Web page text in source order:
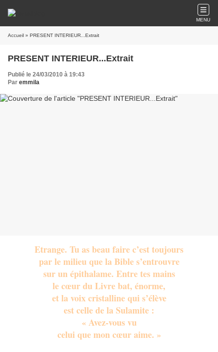
MENU
Accueil » PRESENT INTERIEUR...Extrait
PRESENT INTERIEUR...Extrait
Publié le 24/03/2010 à 19:43
Par emmila
Etrange. Tu as beau faire c’est toujours
par le milieu que la Bible s’entrouvre
sur un épithalame. Entre tes mains
le cœur du Livre bat, énorme,
et la voix cristalline qui s’élève
est celle de la Sulamite :
« Avez-vous vu
celui que mon cœur aime. »